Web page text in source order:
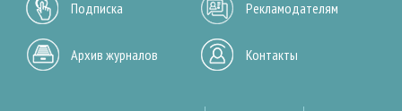
Подписка Рекламодателям
Архив журналов Контакты